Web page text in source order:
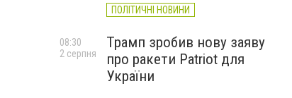
ПОЛІТИЧНІ НОВИНИ
Трамп зробив нову заяву
про ракети Patriot для
України
08:30
2 серпня